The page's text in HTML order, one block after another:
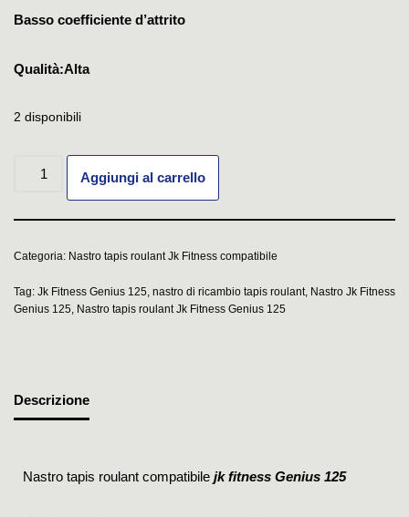
Basso coefficiente d’attrito
Qualità:Alta
2 disponibili
Aggiungi al carrello
Categoria: Nastro tapis roulant Jk Fitness compatibile
Tag: Jk Fitness Genius 125, nastro di ricambio tapis roulant, Nastro Jk Fitness
Genius 125, Nastro tapis roulant Jk Fitness Genius 125
Descrizione
Nastro tapis roulant compatibile jk fitness Genius 125